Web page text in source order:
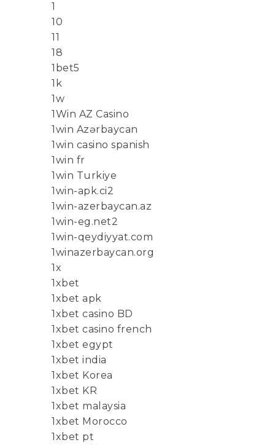
1
10
11
18
1bet5
1k
1w
1Win AZ Casino
1win Azərbaycan
1win casino spanish
1win fr
1win Turkiye
1win-apk.ci2
1win-azerbaycan.az
1win-eg.net2
1win-qeydiyyat.com
1winazerbaycan.org
1x
1xbet
1xbet apk
1xbet casino BD
1xbet casino french
1xbet egypt
1xbet india
1xbet Korea
1xbet KR
1xbet malaysia
1xbet Morocco
1xbet pt